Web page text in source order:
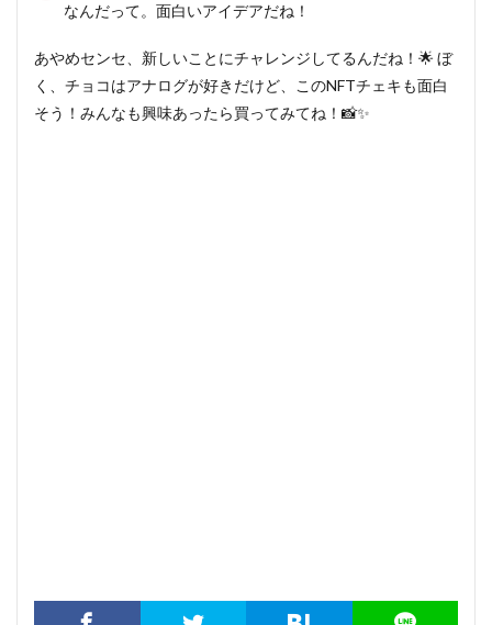
なんだって。面白いアイデアだね！
あやめセンセ、新しいことにチャレンジしてるんだね！🌟 ぼ
く、チョコはアナログが好きだけど、このNFTチェキも面白
そう！みんなも興味あったら買ってみてね！📸✨